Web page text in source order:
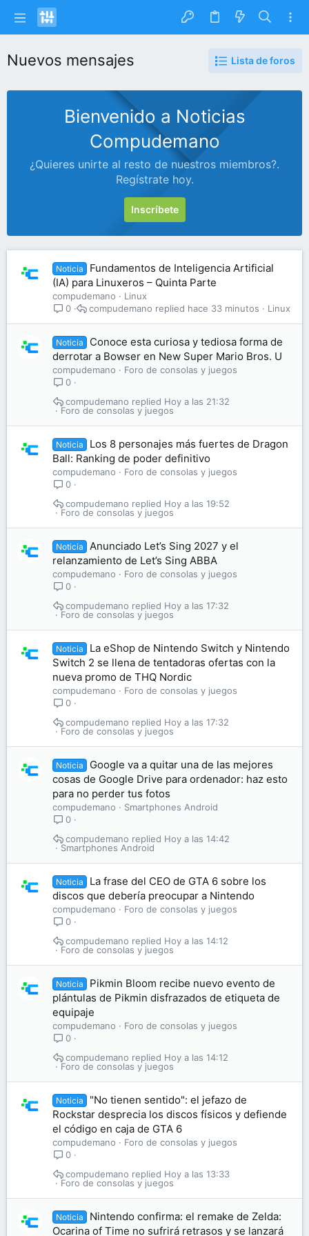
Nuevos mensajes Lista de foros
Bienvenido a Noticias
Compudemano
¿Quieres unirte al resto de nuestros miembros?.
Regístrate hoy.
Inscríbete
Noticia
Fundamentos de Inteligencia Artificial
(IA) para Linuxeros – Quinta Parte
compudemano
Linux
0
Linux
hace 33 minutos
compudemano
Noticia
Conoce esta curiosa y tediosa forma de
derrotar a Bowser en New Super Mario Bros. U
compudemano
Foro de consolas y juegos
0
Foro de consolas y juegos
Hoy a las 21:32
compudemano
Noticia
Los 8 personajes más fuertes de Dragon
Ball: Ranking de poder definitivo
compudemano
Foro de consolas y juegos
0
Foro de consolas y juegos
Hoy a las 19:52
compudemano
Noticia
Anunciado Let’s Sing 2027 y el
relanzamiento de Let’s Sing ABBA
compudemano
Foro de consolas y juegos
0
Foro de consolas y juegos
Hoy a las 17:32
compudemano
Noticia
La eShop de Nintendo Switch y Nintendo
Switch 2 se llena de tentadoras ofertas con la
nueva promo de THQ Nordic
compudemano
Foro de consolas y juegos
0
Foro de consolas y juegos
Hoy a las 17:32
compudemano
Noticia
Google va a quitar una de las mejores
cosas de Google Drive para ordenador: haz esto
para no perder tus fotos
compudemano
Smartphones Android
0
Smartphones Android
Hoy a las 14:42
compudemano
Noticia
La frase del CEO de GTA 6 sobre los
discos que debería preocupar a Nintendo
compudemano
Foro de consolas y juegos
0
Foro de consolas y juegos
Hoy a las 14:12
compudemano
Noticia
Pikmin Bloom recibe nuevo evento de
plántulas de Pikmin disfrazados de etiqueta de
equipaje
compudemano
Foro de consolas y juegos
0
Foro de consolas y juegos
Hoy a las 14:12
compudemano
Noticia
"No tienen sentido": el jefazo de
Rockstar desprecia los discos físicos y defiende
el código en caja de GTA 6
compudemano
Foro de consolas y juegos
0
Foro de consolas y juegos
Hoy a las 13:33
compudemano
Noticia
Nintendo confirma: el remake de Zelda:
Ocarina of Time no sufrirá retrasos y se lanzará